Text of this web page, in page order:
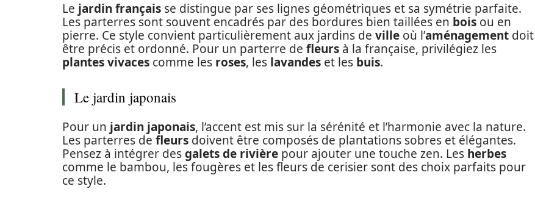
Le jardin français se distingue par ses lignes géométriques et sa symétrie parfaite.
Les parterres sont souvent encadrés par des bordures bien taillées en bois ou en
pierre. Ce style convient particulièrement aux jardins de ville où l’aménagement doit
être précis et ordonné. Pour un parterre de fleurs à la française, privilégiez les
plantes vivaces comme les roses, les lavandes et les buis.
Le jardin japonais
Pour un jardin japonais, l’accent est mis sur la sérénité et l’harmonie avec la nature.
Les parterres de fleurs doivent être composés de plantations sobres et élégantes.
Pensez à intégrer desgalets de rivière pour ajouter une touche zen. Les herbes
comme le bambou, les fougères et les fleurs de cerisier sont des choix parfaits pour
ce style.